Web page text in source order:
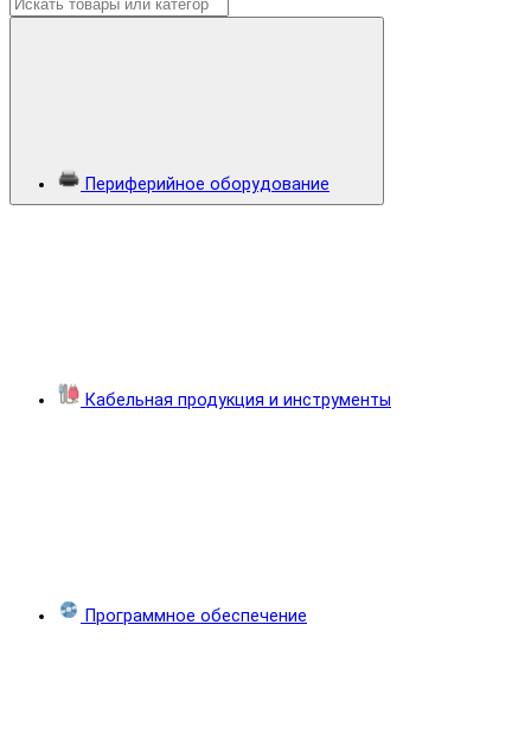
Периферийное оборудование
Кабельная продукция и инструменты
Программное обеспечение